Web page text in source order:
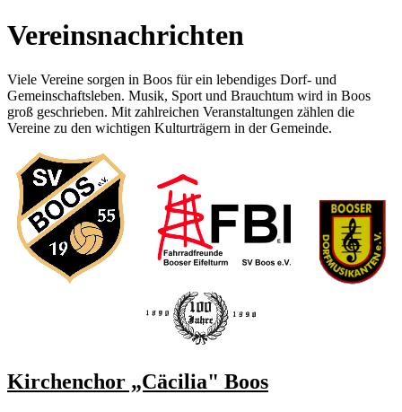
Vereinsnachrichten
Viele Vereine sorgen in Boos für ein lebendiges Dorf- und
Gemeinschaftsleben. Musik, Sport und Brauchtum wird in Boos
groß geschrieben. Mit zahlreichen Veranstaltungen zählen die
Vereine zu den wichtigen Kulturträgern in der Gemeinde.
Kirchenchor „Cäcilia" Boos